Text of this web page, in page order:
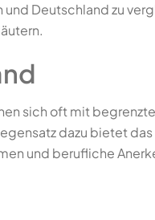
Deutschland zu
sich oft mit
dazu bietet
und berufliche